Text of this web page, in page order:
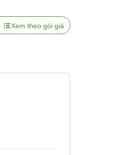
Xem theo gói giá